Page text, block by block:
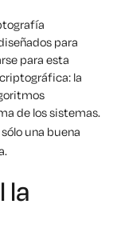
para
para esta
la
de los sistemas.
sólo una buena
la